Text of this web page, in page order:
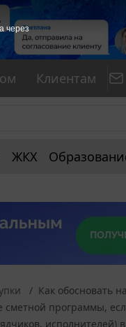
Клиентам
ЖКХ
Как обосновать
программы,
исполнителей)
через